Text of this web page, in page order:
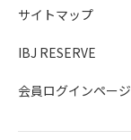
サイトマップ
IBJ RESERVE
会員ログインページ